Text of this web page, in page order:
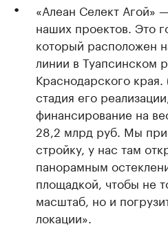
«Алеан Селект Агой»
наших проектов. Это
который расположен
линии в Туапсинском
Краснодарского
стадия его
финансирование на
28,2 млрд руб. Мы
стройку, у нас там
панорамным
площадкой, чтобы не
масштаб, но и
локации».